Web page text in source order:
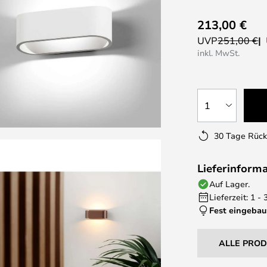
213,00 €
UVP251,00 €
inkl. MwSt.
1
30 Tage
Auf Lager.
Lieferzeit: 1 -
Fest
ALLE